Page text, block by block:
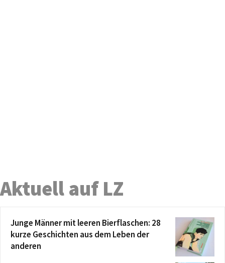
Aktuell auf LZ
Junge Männer mit leeren Bierflaschen: 28
kurze Geschichten aus dem Leben der
anderen